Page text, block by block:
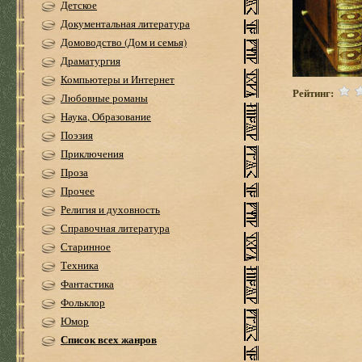
Детское
Документальная литература
Домоводство (Дом и семья)
Драматургия
Компьютеры и Интернет
Любовные романы
Наука, Образование
Поэзия
Приключения
Проза
Прочее
Религия и духовность
Справочная литература
Старинное
Техника
Фантастика
Фольклор
Юмор
Список всех жанров
Рейтинг: